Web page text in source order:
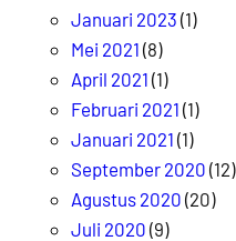
Januari 2023 (1)
Mei 2021 (8)
April 2021 (1)
Februari 2021 (1)
Januari 2021 (1)
September 2020 (12)
Agustus 2020 (20)
Juli 2020 (9)